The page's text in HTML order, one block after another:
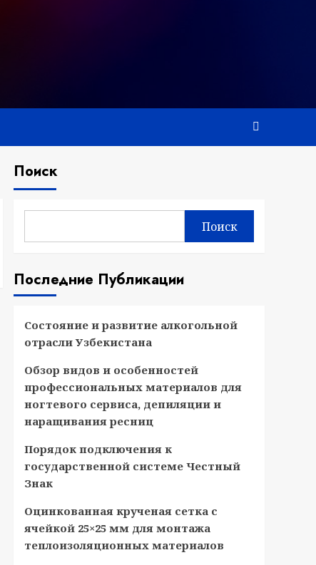
Поиск
Поиск
Последние Публикации
Состояние и развитие алкогольной
отрасли Узбекистана
Обзор видов и особенностей
профессиональных материалов для
ногтевого сервиса, депиляции и
наращивания ресниц
Порядок подключения к
государственной системе Честный
Знак
Оцинкованная крученая сетка с
ячейкой 25×25 мм для монтажа
теплоизоляционных материалов